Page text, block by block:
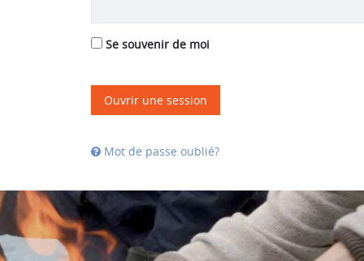
Se souvenir de moi
Ouvrir une session
Mot de passe oublié?